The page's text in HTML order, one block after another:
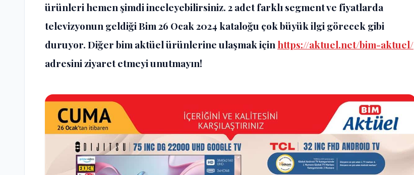
ürünleri hemen şimdi inceleyebilirsiniz. 2 adet farklı segment ve fiyatlarda
televizyonun geldiğiBim 26 Ocak 2024 kataloğu çok büyük ilgi görecek gibi
duruyor. Diğer bim aktüel ürünlerine ulaşmak içinhttps://aktuel.net/bim-aktuel/
adresini ziyaret etmeyi unutmayın!